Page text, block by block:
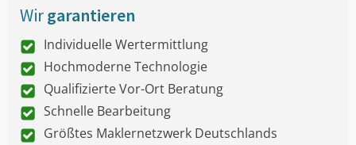
Wirgarantieren
Individuelle Wertermittlung
Hochmoderne Technologie
Qualifizierte Vor-Ort Beratung
Schnelle Bearbeitung
Größtes Maklernetzwerk Deutschlands